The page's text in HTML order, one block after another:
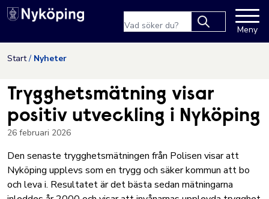
Nyköpings kommuns
Meny
Start Nyheter
Trygghetsmätning visar
positiv utveckling i Nyköping
26 februari 2026
Den senaste trygghetsmätningen från Polisen visar att
Nyköping upplevs som en trygg och säker kommun att bo
och leva i. Resultatet är det bästa sedan mätningarna